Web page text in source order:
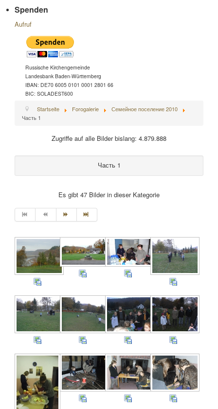
Spenden
Aufruf
Russische Kirchengemeinde
Landesbank Baden-Württemberg
IBAN: DE70 6005 0101 0001 2801 66
BIC: SOLADEST600
Startseite Forogalerie
Семейное поселение 2010
Часть 1
Zugriffe auf alle Bilder bislang: 4.879.888
Часть 1
Es gibt 47 Bilder in dieser Kategorie